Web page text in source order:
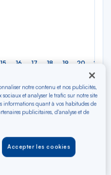
15
16
17
18
19
20
21
de 7 jours en classe
au moment de la
notre contenu et nos publicités,
et analyser le trafic sur notre site
informations quant à vos habitudes de
publicitaires, d'analyse et de
Accepter les cookies